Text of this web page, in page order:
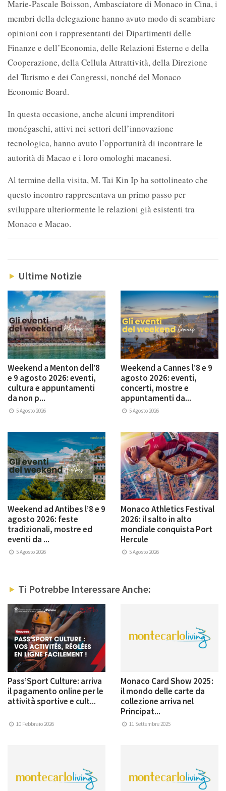
Marie-Pascale Boisson, Ambasciatore di Monaco in Cina, i
membri della delegazione hanno avuto modo di scambiare
opinioni con i rappresentanti dei Dipartimenti delle
Finanze e dell’Economia, delle Relazioni Esterne e della
Cooperazione, della Cellula Attrattività, della Direzione
del Turismo e dei Congressi, nonché del Monaco
Economic Board.
In questa occasione, anche alcuni imprenditori
monégaschi, attivi nei settori dell’innovazione
tecnologica, hanno avuto l’opportunità di incontrare le
autorità di Macao e i loro omologhi macanesi.
Al termine della visita, M. Tai Kin Ip ha sottolineato che
questo incontro rappresentava un primo passo per
sviluppare ulteriormente le relazioni già esistenti tra
Monaco e Macao.
Ultime Notizie
Weekend a Menton dell’8
e 9 agosto 2026: eventi,
cultura e appuntamenti
da non p...
5 Agosto 2026
Weekend a Cannes l’8 e 9
agosto 2026: eventi,
concerti, mostre e
appuntamenti da...
5 Agosto 2026
Weekend ad Antibes l’8 e 9
agosto 2026: feste
tradizionali, mostre ed
eventi da ...
5 Agosto 2026
Monaco Athletics Festival
2026: il salto in alto
mondiale conquista Port
Hercule
5 Agosto 2026
Ti Potrebbe Interessare Anche:
Pass’Sport Culture: arriva
il pagamento online per le
attività sportive e cult...
10 Febbraio 2026
Monaco Card Show 2025:
il mondo delle carte da
collezione arriva nel
Principat...
11 Settembre 2025